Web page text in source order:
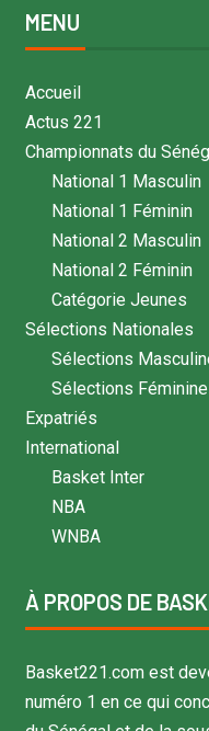
MENU
Accueil
Actus 221
Championnats du
National 1 Masculin
National 1 Féminin
National 2 Masculin
National 2 Féminin
Catégorie Jeunes
Sélections Nationales
Sélections
Sélections
Expatriés
International
Basket Inter
NBA
WNBA
À PROPOS DE
Basket221.com est
numéro 1 en ce qui